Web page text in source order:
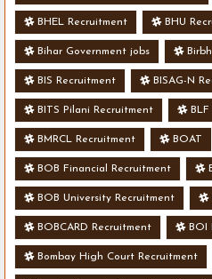
BHEL Recruitment BHU
Bihar Government jobs
BIS Recruitment BISAG-N
BITS Pilani Recruitment
BMRCL Recruitment BOAT
BOB Financial Recruitment
BOB University Recruitment
BOBCARD Recruitment BOI
Bombay High Court Recruitment